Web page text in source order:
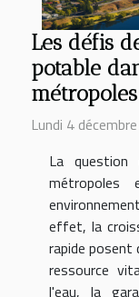
Les défis
potable
métropoles
Lundi 4
La question
métropoles
effet, la
rapide
ressource
l'eau, la